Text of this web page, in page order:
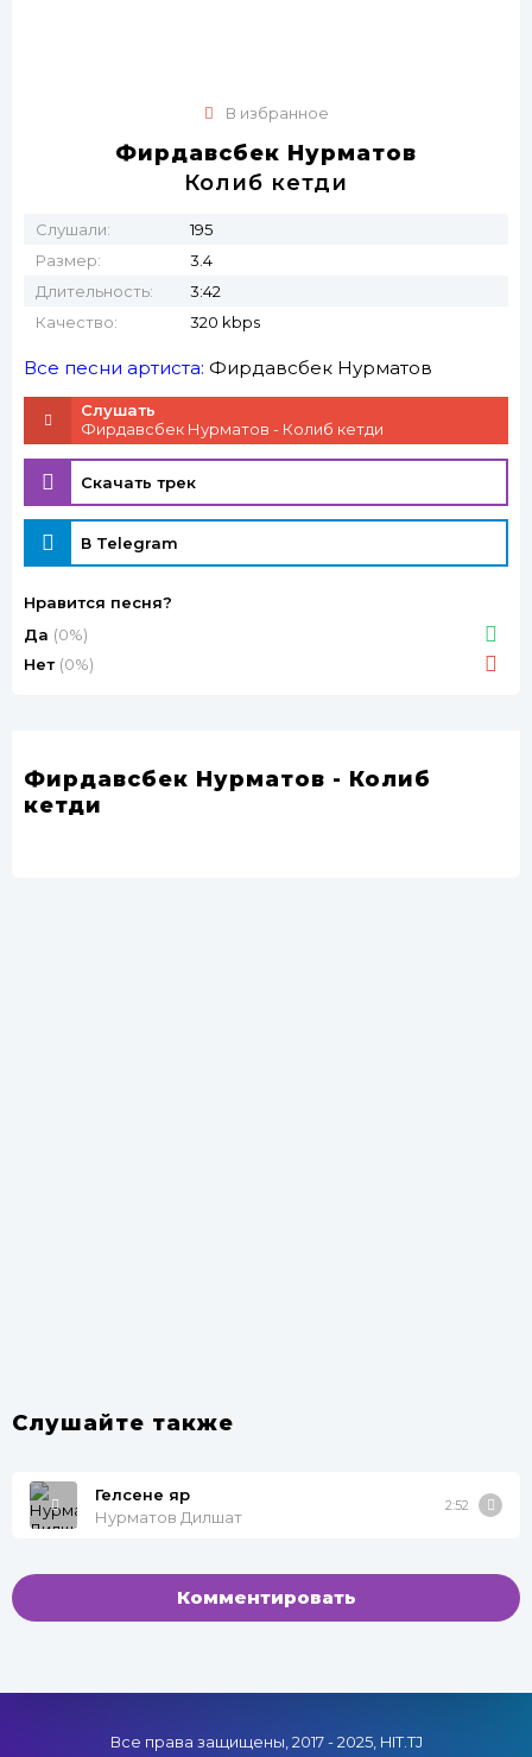
В избранное
Фирдавсбек Нурматов
Колиб кетди
Слушали:
195
Размер:
3.4
Длительность:
3:42
Качество:
320 kbps
Все песни артиста: Фирдавсбек Нурматов
Слушать
Фирдавсбек Нурматов - Колиб кетди
Скачать трек
В Telegram
Нравится песня?
Да (0%)
Нет (0%)
Фирдавсбек Нурматов - Колиб
кетди
Слушайте также
Гелсене яр
Нурматов Дилшат
2:52
Комментировать
Все права защищены, 2017 - 2025, HIT.TJ